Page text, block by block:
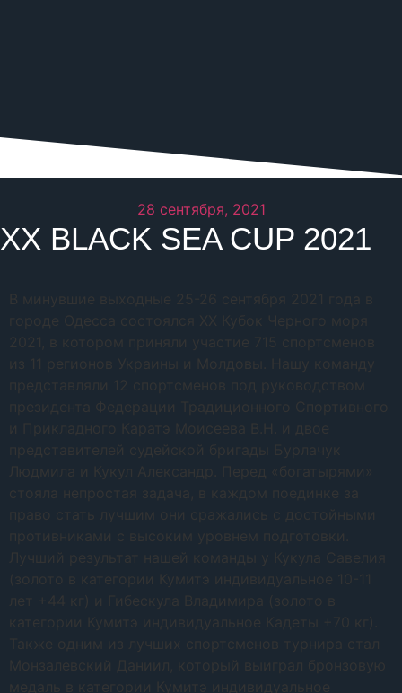
28 сентября, 2021
XX BLACK SEA CUP 2021
В минувшие выходные 25-26 сентября 2021 года в
городе Одесса состоялся XX Кубок Черного моря
2021, в котором приняли участие 715 спортсменов
из 11 регионов Украины и Молдовы. Нашу команду
представляли 12 спортсменов под руководством
президента Федерации Традиционного Спортивного
и Прикладного Каратэ Моисеева В.Н. и двое
представителей судейской бригады Бурлачук
Людмила и Кукул Александр. Перед «богатырями»
стояла непростая задача, в каждом поединке за
право стать лучшим они сражались с достойными
противниками с высоким уровнем подготовки.
Лучший результат нашей команды у Кукула Савелия
(золото в категории Кумитэ индивидуальное 10-11
лет +44 кг) и Гибескула Владимира (золото в
категории Кумитэ индивидуальное Кадеты +70 кг).
Также одним из лучших спортсменов турнира стал
Монзалевский Даниил, который выиграл бронзовую
медаль в категории Кумитэ индивидуальное